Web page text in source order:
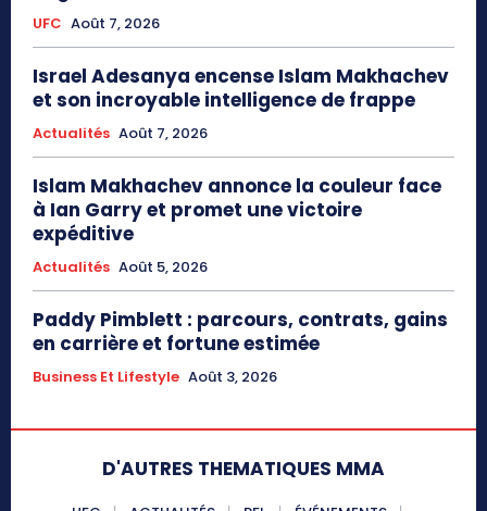
UFC Août 7, 2026
Israel Adesanya encense Islam Makhachev
et son incroyable intelligence de frappe
Actualités Août 7, 2026
Islam Makhachev annonce la couleur face
à Ian Garry et promet une victoire
expéditive
Actualités Août 5, 2026
Paddy Pimblett : parcours, contrats, gains
en carrière et fortune estimée
Business Et Lifestyle Août 3, 2026
D'AUTRES THEMATIQUES MMA